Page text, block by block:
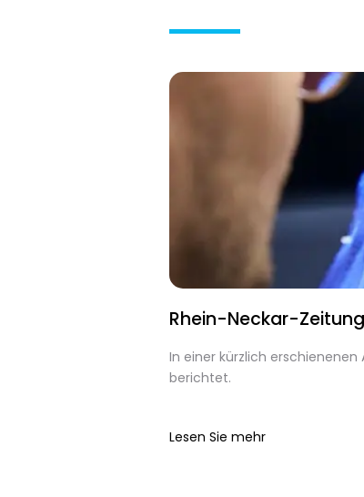
Rhein-Neckar-
In einer kürzlich erschienenen
berichtet.
Lesen Sie mehr